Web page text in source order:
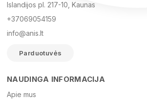
Islandijos pl. 217-10, Kaunas
+37069054159
info@anis.lt
Parduotuvės
NAUDINGA INFORMACIJA
Apie mus